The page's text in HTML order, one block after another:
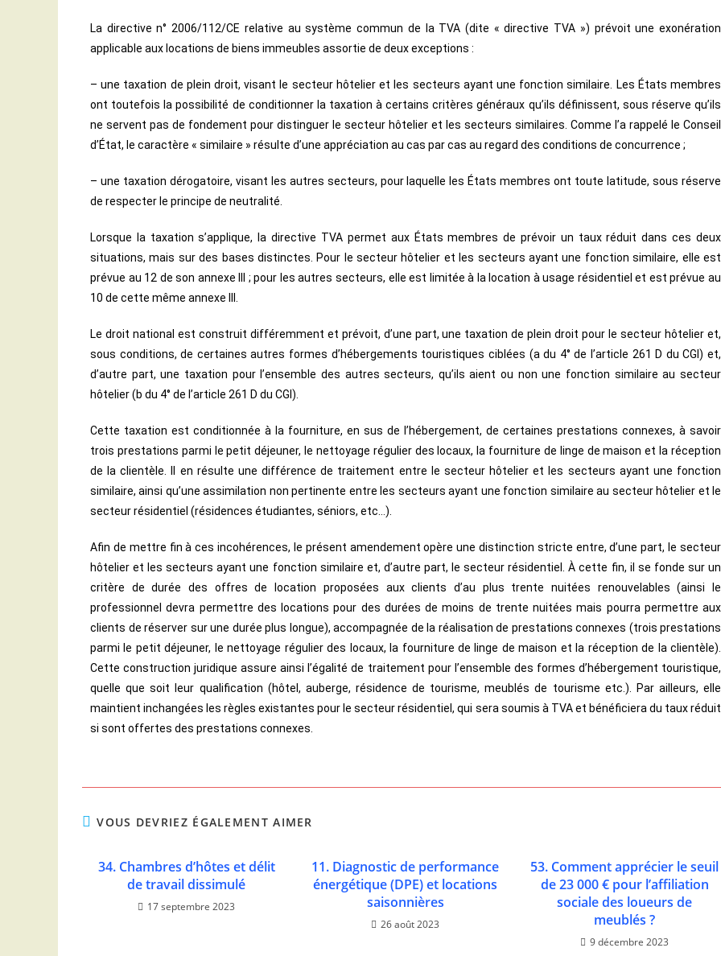
La directive n° 2006/112/CE relative au système commun de la TVA (dite « directive TVA ») prévoit une exonération
applicable aux locations de biens immeubles assortie de deux exceptions :
– une taxation de plein droit, visant le secteur hôtelier et les secteurs ayant une fonction similaire. Les États membres
ont toutefois la possibilité de conditionner la taxation à certains critères généraux qu’ils définissent, sous réserve qu’ils
ne servent pas de fondement pour distinguer le secteur hôtelier et les secteurs similaires. Comme l’a rappelé le Conseil
d’État, le caractère « similaire » résulte d’une appréciation au cas par cas au regard des conditions de concurrence ;
– une taxation dérogatoire, visant les autres secteurs, pour laquelle les États membres ont toute latitude, sous réserve
de respecter le principe de neutralité.
Lorsque la taxation s’applique, la directive TVA permet aux États membres de prévoir un taux réduit dans ces deux
situations, mais sur des bases distinctes. Pour le secteur hôtelier et les secteurs ayant une fonction similaire, elle est
prévue au 12 de son annexe III ; pour les autres secteurs, elle est limitée à la location à usage résidentiel et est prévue au
10 de cette même annexe III.
Le droit national est construit différemment et prévoit, d’une part, une taxation de plein droit pour le secteur hôtelier et,
sous conditions, de certaines autres formes d’hébergements touristiques ciblées (a du 4° de l’article 261 D du CGI) et,
d’autre part, une taxation pour l’ensemble des autres secteurs, qu’ils aient ou non une fonction similaire au secteur
hôtelier (b du 4° de l’article 261 D du CGI).
Cette taxation est conditionnée à la fourniture, en sus de l’hébergement, de certaines prestations connexes, à savoir
trois prestations parmi le petit déjeuner, le nettoyage régulier des locaux, la fourniture de linge de maison et la réception
de la clientèle. Il en résulte une différence de traitement entre le secteur hôtelier et les secteurs ayant une fonction
similaire, ainsi qu’une assimilation non pertinente entre les secteurs ayant une fonction similaire au secteur hôtelier et le
secteur résidentiel (résidences étudiantes, séniors, etc…).
Afin de mettre fin à ces incohérences, le présent amendement opère une distinction stricte entre, d’une part, le secteur
hôtelier et les secteurs ayant une fonction similaire et, d’autre part, le secteur résidentiel. À cette fin, il se fonde sur un
critère de durée des offres de location proposées aux clients d’au plus trente nuitées renouvelables (ainsi le
professionnel devra permettre des locations pour des durées de moins de trente nuitées mais pourra permettre aux
clients de réserver sur une durée plus longue), accompagnée de la réalisation de prestations connexes (trois prestations
parmi le petit déjeuner, le nettoyage régulier des locaux, la fourniture de linge de maison et la réception de la clientèle).
Cette construction juridique assure ainsi l’égalité de traitement pour l’ensemble des formes d’hébergement touristique,
quelle que soit leur qualification (hôtel, auberge, résidence de tourisme, meublés de tourisme etc.). Par ailleurs, elle
maintient inchangées les règles existantes pour le secteur résidentiel, qui sera soumis à TVA et bénéficiera du taux réduit
si sont offertes des prestations connexes.
VOUS DEVRIEZ ÉGALEMENT AIMER
34. Chambres d’hôtes et délit
de travail dissimulé
17 septembre 2023
11. Diagnostic de performance
énergétique (DPE) et locations
saisonnières
26 août 2023
53. Comment apprécier le seuil
de 23 000 € pour l’affiliation
sociale des loueurs de
meublés ?
9 décembre 2023